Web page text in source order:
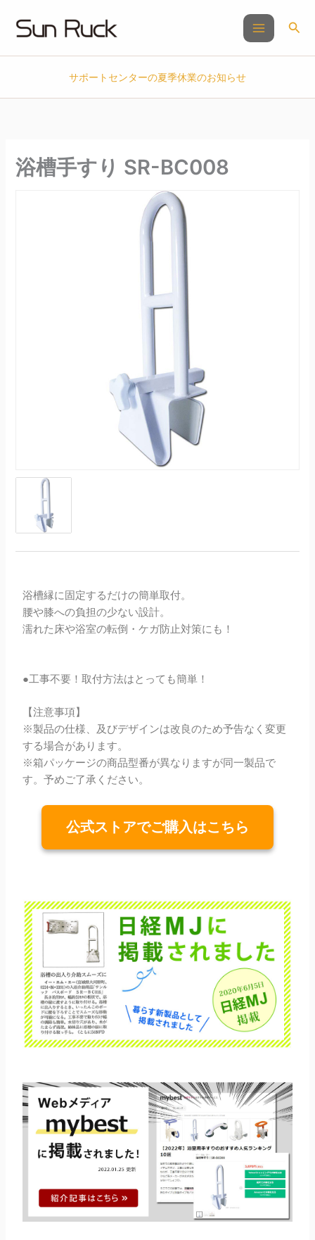
ス
検
サポートセンターの夏季休業のお知らせ
浴槽手すり SR-BC008
浴槽縁に固定するだけの簡単取付。
腰や膝への負担の少ない設計。
濡れた床や浴室の転倒・ケガ防止対策にも！
●工事不要！取付方法はとっても簡単！
【注意事項】
※製品の仕様、及びデザインは改良のため予告なく変更
する場合があります。
※箱パッケージの商品型番が異なりますが同一製品で
す。予めご了承ください。
公式ストアでご購入はこちら